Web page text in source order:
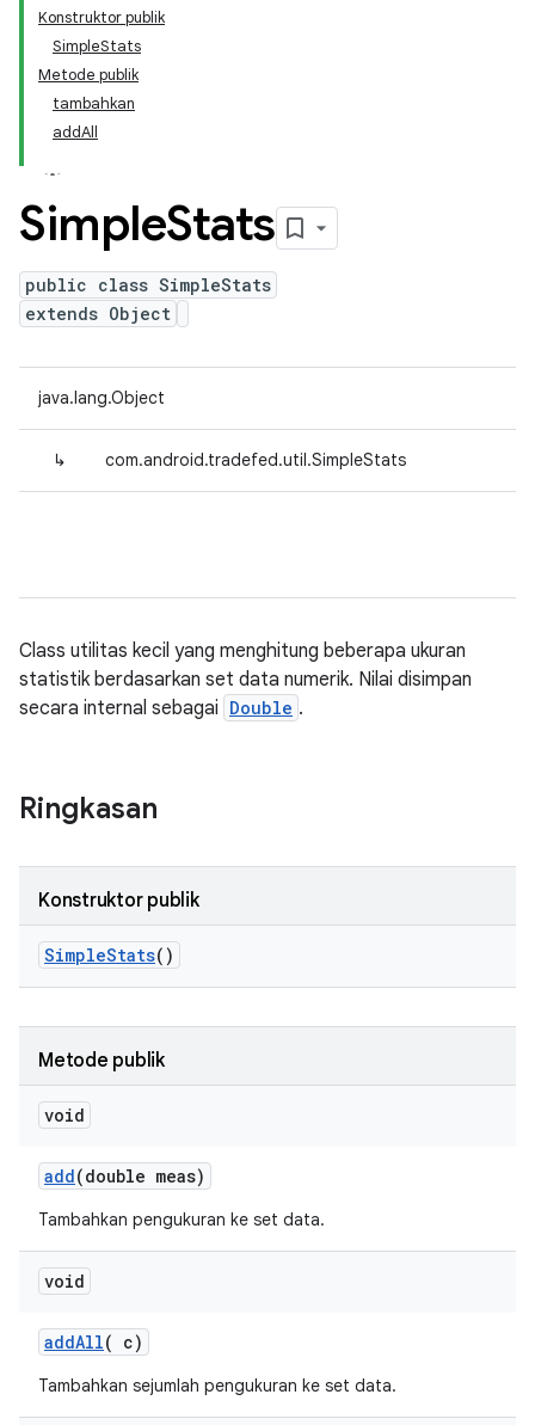
Konstruktor publik
SimpleStats
Metode publik
tambahkan
addAll
SimpleStats
public class SimpleStats
extends Object
java.lang.Object
↳ com.android.tradefed.util.SimpleStats
Class utilitas kecil yang menghitung beberapa ukuran
statistik berdasarkan set data numerik. Nilai disimpan
secara internal sebagai Double .
Ringkasan
Konstruktor publik
SimpleStats()
Metode publik
void
add(double meas)
Tambahkan pengukuran ke set data.
void
addAll( c)
Tambahkan sejumlah pengukuran ke set data.